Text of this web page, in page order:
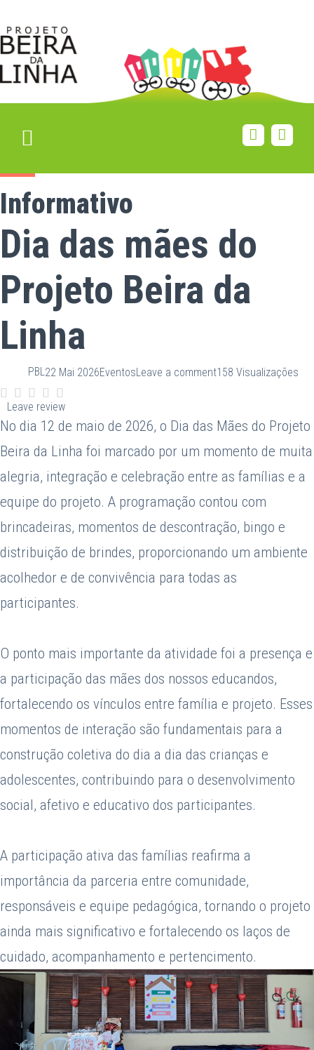
Informativo
Dia das mães do
Projeto Beira da
Linha
PBL22 Mai 2026EventosLeave a comment158 Visualizações
Leave review
No dia 12 de maio de 2026, o Dia das Mães do Projeto
Beira da Linha foi marcado por um momento de muita
alegria, integração e celebração entre as famílias e a
equipe do projeto. A programação contou com
brincadeiras, momentos de descontração, bingo e
distribuição de brindes, proporcionando um ambiente
acolhedor e de convivência para todas as
participantes.
O ponto mais importante da atividade foi a presença e
a participação das mães dos nossos educandos,
fortalecendo os vínculos entre família e projeto. Esses
momentos de interação são fundamentais para a
construção coletiva do dia a dia das crianças e
adolescentes, contribuindo para o desenvolvimento
social, afetivo e educativo dos participantes.
A participação ativa das famílias reafirma a
importância da parceria entre comunidade,
responsáveis e equipe pedagógica, tornando o projeto
ainda mais significativo e fortalecendo os laços de
cuidado, acompanhamento e pertencimento.